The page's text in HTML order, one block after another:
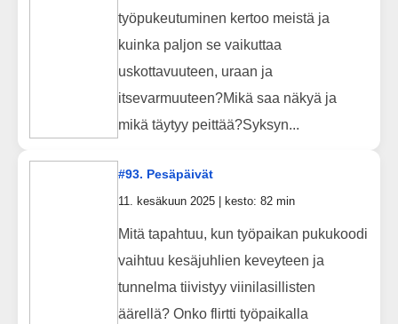
työpukeutuminen kertoo meistä ja
kuinka paljon se vaikuttaa
uskottavuuteen, uraan ja
itsevarmuuteen?Mikä saa näkyä ja
mikä täytyy peittää?Syksyn...
#93. Pesäpäivät
11. kesäkuun 2025 | kesto: 82 min
Mitä tapahtuu, kun työpaikan pukukoodi
vaihtuu kesäjuhlien keveyteen ja
tunnelma tiivistyy viinilasillisten
äärellä? Onko flirtti työpaikalla